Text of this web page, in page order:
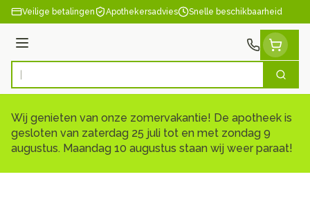
Ga naar de inhoud
Veilige betalingen Apothekersadvies Snelle beschikbaarheid
Menu
Product, merk, categorie... Zoek
Wij genieten van onze zomervakantie! De apotheek is
gesloten van zaterdag 25 juli tot en met zondag 9
augustus. Maandag 10 augustus staan wij weer paraat!